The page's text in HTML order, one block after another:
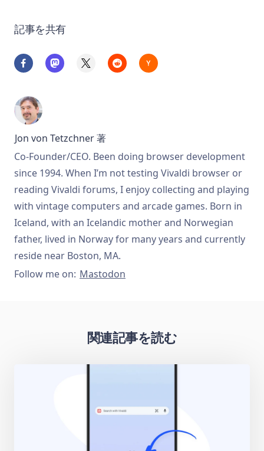
記事を共有
Jon von Tetzchner著
Co-Founder/CEO. Been doing browser development
since 1994. When I’m not testing Vivaldi browser or
reading Vivaldi forums, I enjoy collecting and playing
with vintage computers and arcade games. Born in
Iceland, with an Icelandic mother and Norwegian
father, lived in Norway for many years and currently
reside near Boston, MA.
Follow me on: Mastodon
関連記事を読む